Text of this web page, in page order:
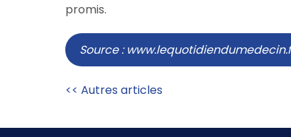
promis.
Source :
<< Autres articles